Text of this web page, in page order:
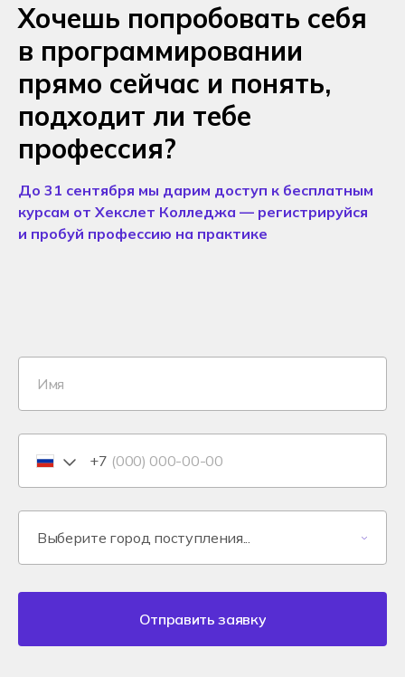
Хочешь попробовать себя
в программировании
прямо сейчас и понять,
подходит ли тебе
профессия?
До 31 сентября мы дарим доступ к бесплатным
курсам от Хекслет Колледжа — регистрируйся
и пробуй профессию на практике
+7
Отправить заявку